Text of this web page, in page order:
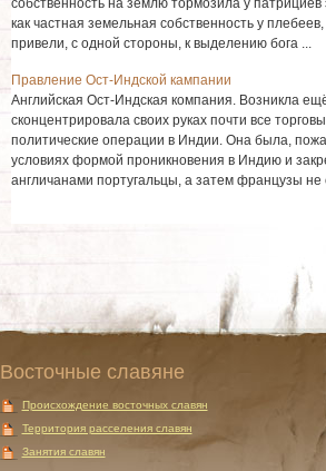
собственность на землю тормозила у патрициев
как частная земельная собственность у
привели, с одной стороны, к выделению бога ...
Правление Ост-Индской кампании
Английская Ост-Индская компания. Возникла
сконцентрировала своих руках почти все
политические операции в Индии. Она была,
условиях формой проникновения в Индию и
англичанами португальцы, а затем французы не
Восточные славяне
Происхождение восточных славян
Территория расселения славян
Занятия славян